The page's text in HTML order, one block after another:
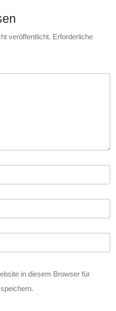
veröffentlicht. Erforderliche
in diesem Browser für